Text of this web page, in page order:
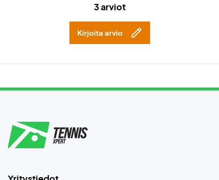
3 arviot
Kirjoita arvio